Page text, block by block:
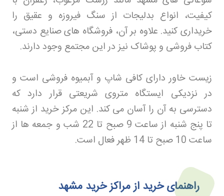
کیفیت، انواع بدلیجات از سنگ فیروزه و عقیق را
خریداری کنید. علاوه بر آن، فروشگاه های صنایع دستی،
کتاب فروشی و پوشاک نیز در این مجتمع وجود دارند.
زیست خاور دارای کافی شاپ و آبمیوه فروشی است و
در نزدیکی ایستگاه متروی شریعتی قرار دارد که
دسترسی به آن را آسان می کند. این مرکز خرید از شنبه
تا پنج شنبه از ساعت 9 صبح تا 22 شب و جمعه ها از
ساعت 10 صبح تا 14 ظهر فعال است
.
راهنمای خرید از مراکز خرید مشهد